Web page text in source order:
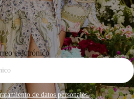
electrónico
de datos personales.